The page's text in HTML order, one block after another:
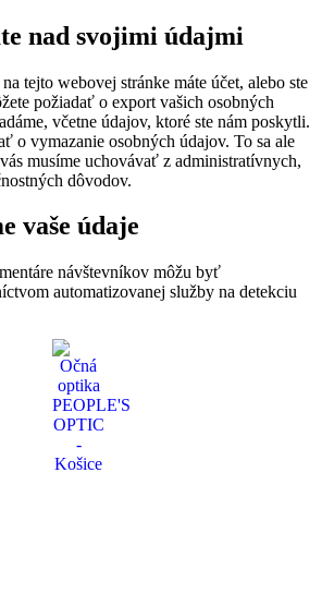
nad svojimi údajmi
tejto webovej stránke máte účet, alebo ste
požiadať o export vašich osobných
včetne údajov, ktoré ste nám poskytli.
o vymazanie osobných údajov. To sa ale
musíme uchovávať z administratívnych,
dôvodov.
vaše údaje
návštevníkov môžu byť
automatizovanej služby na detekciu